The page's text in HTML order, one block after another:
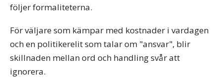
följer formaliteterna.
För väljare som kämpar med kostnader i vardagen
och en politikerelit som talar om "ansvar", blir
skillnaden mellan ord och handling svår att
ignorera.